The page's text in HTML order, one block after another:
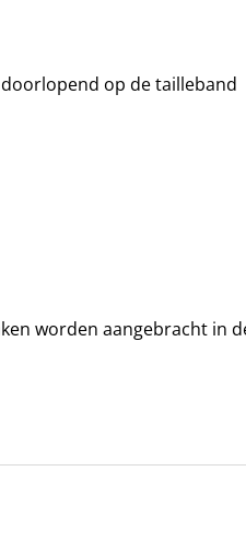
op de tailleband
worden aangebracht in